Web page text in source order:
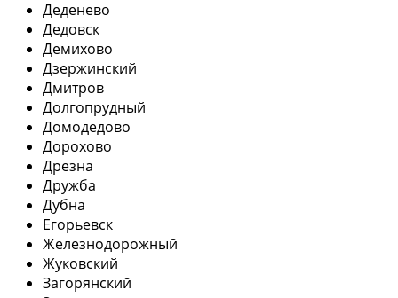
Деденево
Дедовск
Демихово
Дзержинский
Дмитров
Долгопрудный
Домодедово
Дорохово
Дрезна
Дружба
Дубна
Егорьевск
Железнодорожный
Жуковский
Загорянский